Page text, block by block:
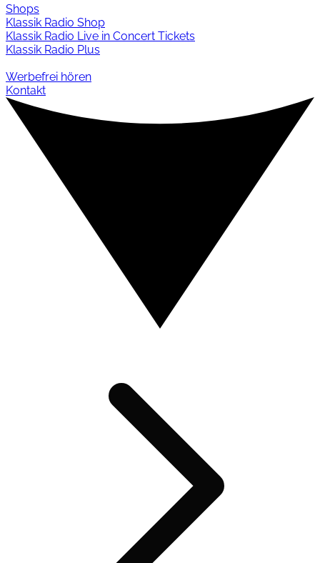
Shops
Klassik Radio Shop
Klassik Radio Live in Concert Tickets
Klassik Radio Plus
Werbefrei hören
Kontakt